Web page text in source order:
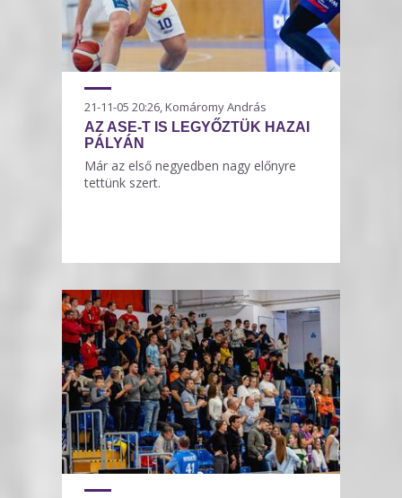
21-11-05 20:26, Komáromy András
AZ ASE-T IS LEGYŐZTÜK HAZAI
PÁLYÁN
Már az első negyedben nagy előnyre
tettünk szert.